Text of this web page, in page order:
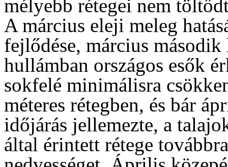
mélyebb rétegei nem
A március eleji meleg
fejlődése, március
hullámban országos esők
sokfelé minimálisra
méteres rétegben, és bár
időjárás jellemezte, a
által érintett rétege